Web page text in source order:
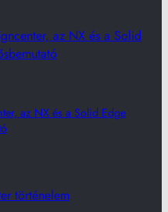
az NX és a Solid Edge